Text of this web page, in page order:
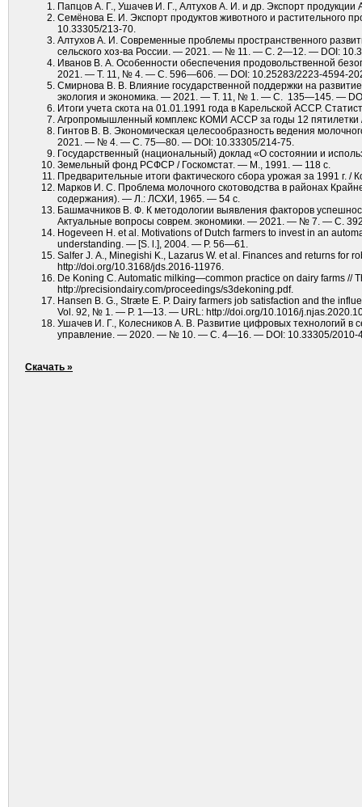
Папцов А. Г., Ушачев И. Г., Алтухов А. И. и др. Экспорт
Семёнова Е. И. Экспорт продуктов животного и
10.33305/213-70.
Алтухов А. И. Современные проблемы пространственного
сельского хоз-ва России. — 2021. — № 11. — С. 2—12. — DOI:
Иванов В. А. Особенности обеспечения продовольственной
2021. — Т. 11, № 4. — С. 596—606. — DOI: 10.25283/2223-4594-
Смирнова В. В. Влияние государственной поддержки на
экология и экономика. — 2021. — Т. 11, № 1. — С. 135—145. —
Итоги учета скота на 01.01.1991 года в Карельской АССР.
Агропромышленный комплекс КОМИ АССР за годы 12 пятилетки
Гинтов В. В. Экономическая целесообразность ведения
2021. — № 4. — С. 75—80. — DOI: 10.33305/214-75.
Государственный (национальный) доклад «О состоянии и
Земельный фонд РСФСР / Госкомстат. — М., 1991. — 118 с.
Предварительные итоги фактического сбора урожая за 1991 г.
Марков И. С. Проблема молочного скотоводства в районах
содержания). — Л.: ЛСХИ, 1965. — 54 с.
Башмачников В. Ф. К методологии выявления факторов
Актуальные вопросы соврем. экономики. — 2021. — № 7. — С.
Hogeveen H. et al. Motivations of Dutch farmers to invest in an
understanding. — [S. l.], 2004. — P. 56—61.
Salfer J. A., Minegishi K., Lazarus W. et al. Finances and returns
http://doi.org/10.3168/jds.2016-11976.
De Koning C. Automatic milking—common practice on dairy farms //
http://precisiondairy.com/proceedings/s3dekoning.pdf.
Hansen B. G., Stræte E. P. Dairy farmers job satisfaction and the
Vol. 92, № 1. — P. 1—13. — URL: http://doi.org/10.1016/
Ушачев И. Г., Колесников А. В. Развитие цифровых технологий в
управление. — 2020. — № 10. — С. 4—16. — DOI: 10.33305/2010-
Скачать »